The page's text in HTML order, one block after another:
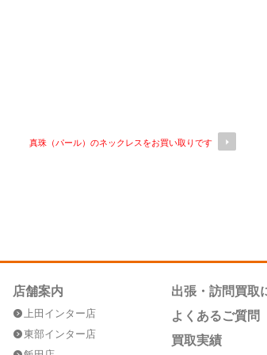
真珠（パール）のネックレスをお買い取りです
店舗案内
上田インター店
東部インター店
出張・訪問買取
よくあるご質問
買取実績